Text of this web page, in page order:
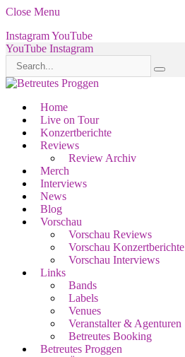
Close Menu
InstagramYouTube
YouTube Instagram
Home
Live on Tour
Konzertberichte
Reviews
Review Archiv
Merch
Interviews
News
Blog
Vorschau
Vorschau Reviews
Vorschau Konzertberichte
Vorschau Interviews
Links
Bands
Labels
Venues
Veranstalter & Agenturen
Betreutes Booking
Betreutes Proggen